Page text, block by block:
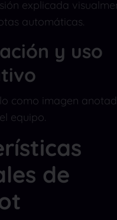
explicada
automáticas.
y uso
como imagen
equipo.
de